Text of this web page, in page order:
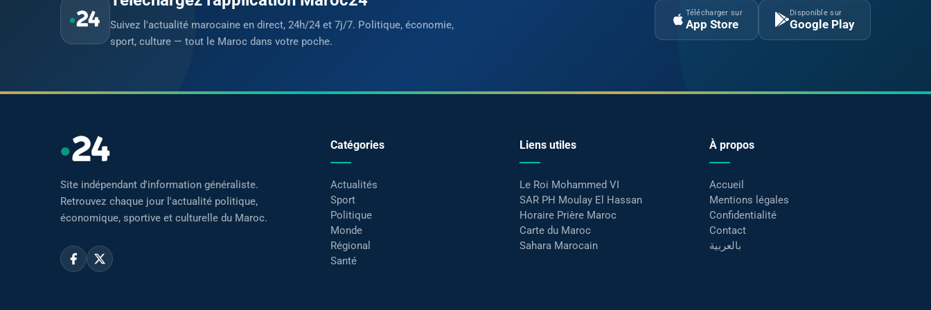
Suivez l'actualité marocaine en direct, 24h/24 et 7j/7. Politique, économie,
sport, culture — tout le Maroc dans votre poche.
Télécharger sur
App Store
Disponible sur
Google Play
Site indépendant d'information généraliste.
Retrouvez chaque jour l'actualité politique,
économique, sportive et culturelle du Maroc.
Catégories
Actualités
Sport
Politique
Monde
Régional
Santé
Liens utiles
Le Roi Mohammed VI
SAR PH Moulay El Hassan
Horaire Prière Maroc
Carte du Maroc
Sahara Marocain
À propos
Accueil
Mentions légales
Confidentialité
Contact
بالعربية